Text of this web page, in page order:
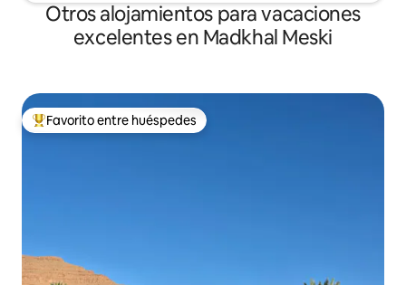
Otros alojamientos para vacaciones
excelentes en Madkhal Meski
Favorito entre huéspedes preferido
Favorito entre huéspedes